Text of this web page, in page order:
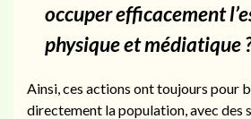
occuper efficacement
physique et médiatique
Ainsi, ces actions ont toujours pour
directement la population, avec des